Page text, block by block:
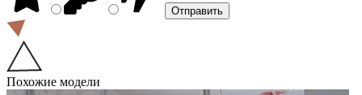
Похожие модели